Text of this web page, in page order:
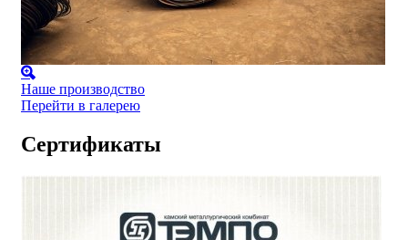
Наше производство
Перейти в галерею
Сертификаты